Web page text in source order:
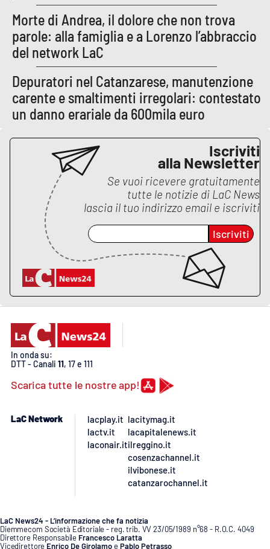
Morte di Andrea, il dolore che non trova
parole: alla famiglia e a Lorenzo l’abbraccio
del network LaC
Depuratori nel Catanzarese, manutenzione
carente e smaltimenti irregolari: contestato
un danno erariale da 600mila euro
Iscriviti
alla Newsletter
Se vuoi ricevere gratuitamente
tutte le notizie di LaC News
lascia il tuo indirizzo email e iscriviti
Iscriviti
In onda su:
DTT - Canali 11, 17 e 111
Scarica tutte le nostre app!
LaC Network
lacplay.it
lactv.it
laconair.it
lacitymag.it
lacapitalenews.it
ilreggino.it
cosenzachannel.it
ilvibonese.it
catanzarochannel.it
LaC News24 - L’informazione che fa notizia
Diemmecom Società Editoriale - reg. trib. VV 23/05/1989 n°68 - R.O.C. 4049
Direttore Responsabile Francesco Laratta
Vicedirettore Enrico De GirolamoePablo Petrasso